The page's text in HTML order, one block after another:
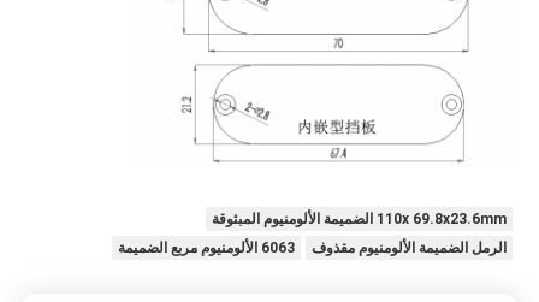
110x 69.8x23.6mm الضميمة الألومنيوم المبثوقة
الرمل الضميمة الألومنيوم مقذوف
6063 الألومنيوم مربع الضميمة